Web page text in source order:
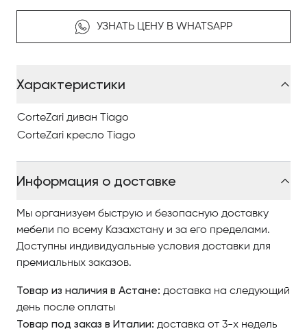
обойщиками, а подушки мягкие, устойчивые и
удобные, чтобы окутать расслаблением тех, кто на
Чтобы купить итальянскую мебель в Астанае
где разнообразные модели представлены
качественными фото, сравнивайте понравившиеся
По вопросам приобретения элитной мебели в
УЗНАТЬ ЦЕНУ В WHATSAPP
Характеристики
CorteZari диван Tiago
CorteZari кресло Tiago
Информация о доставке
Мы организуем быструю и безопасную доставку
мебели по всему Казахстану и за его пределами.
Доступны индивидуальные условия доставки для
премиальных заказов.
Товар из наличия в Астане: доставка на следующий
день после оплаты
Товар под заказ в Италии: доставка от 3-х недель